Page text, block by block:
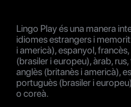
Lingo Play és una manera
idiomes estrangers i
i americà), espanyol,
(brasiler i europeu), àrab,
anglès (britanès i americà),
portuguès (brasiler i
o coreà.